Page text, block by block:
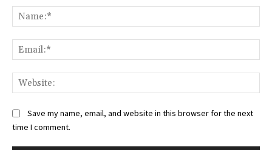
Save my name, email, and website in this browser for the next
time I comment.